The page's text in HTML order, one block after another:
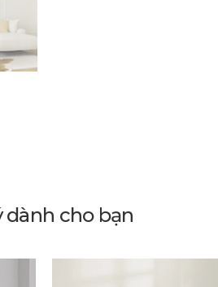
dành cho bạn